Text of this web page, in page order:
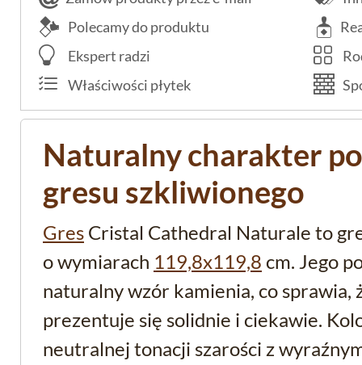
Polecamy do produktu
Ekspert radzi
Właściwości płytek
Naturalny charakter
gresu szkliwionego
Gres Cristal Cathedral Naturale to
o wymiarach 119,8x119,8 cm. Jego
naturalny wzór kamienia, co sprawia,
prezentuje się solidnie i ciekawie.
neutralnej tonacji szarości z